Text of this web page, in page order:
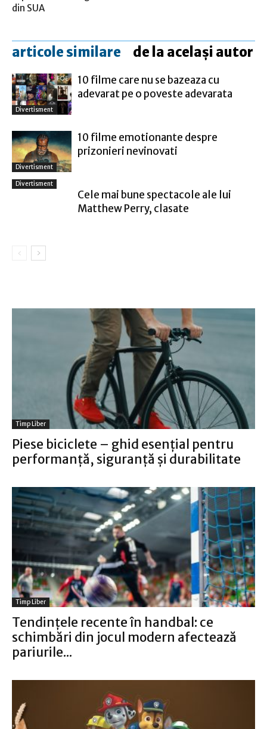
din SUA
articole similare de la același autor
Divertisment
10 filme care nu se bazeaza cu
adevarat pe o poveste adevarata
Divertisment
10 filme emotionante despre
prizonieri nevinovati
Divertisment
Cele mai bune spectacole ale lui
Matthew Perry, clasate
Timp Liber
Piese biciclete – ghid esențial pentru
performanță, siguranță și durabilitate
Timp Liber
Tendințele recente în handbal: ce
schimbări din jocul modern afectează
pariurile...